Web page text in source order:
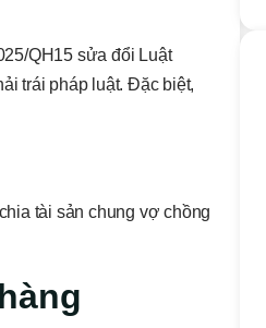
QH15 sửa đổi Luật
trái pháp luật. Đặc biệt,
tài sản chung vợ chồng